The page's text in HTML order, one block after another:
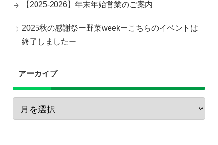
【2025-2026】年末年始営業のご案内
2025秋の感謝祭ー野菜weekーこちらのイベントは
終了しましたー
アーカイブ